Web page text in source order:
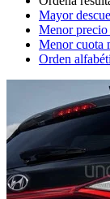
Mayor
Menor
Menor cuota
Orden